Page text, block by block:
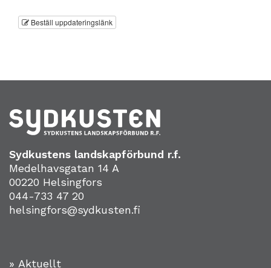
Beställ uppdateringslänk
Sydkustens landskapförbund r.f.
Medelhavsgatan 14 A
00220 Helsingfors
044-733 47 20
helsingfors@sydkusten.fi
» Aktuellt